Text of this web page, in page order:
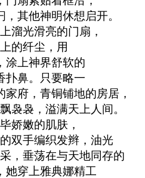
其他神明休想启开。
溜光滑亮的门扇，
的纤尘，用
涂上神界舒软的
扑鼻。只要略一
府，青铜铺地的房居，
袅袅，溢满天上人间。
娇嫩的肌肤，
双手编织发辫，油光
，垂荡在与天地同存的
她穿上雅典娜精工